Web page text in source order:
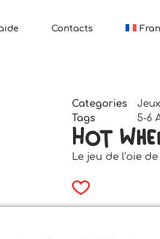
Contacts
Categories
Tags
5-6
Hot
Le jeu de l’oie